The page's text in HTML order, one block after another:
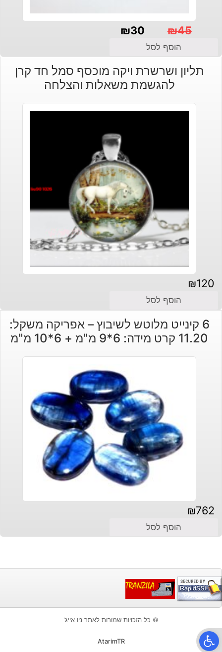
₪45
המקורי
היה:
₪30
הנוכחי
הוא:
הוסף לסל
תליון ושרשרת ויקה מוכסף סמל חד קרן
להגשמת משאלות והצלחה
₪120
הוסף לסל
6 קינייט מלוטש לשיבוץ – אפריקה משקל:
11.20 קרט מידה: 6*9 מ"מ + 6*10 מ"מ
₪762
הוסף לסל
© כל הזכויות שמורות לאתר ניו אייג'
AtarimTR
פתח סרגל נגישות